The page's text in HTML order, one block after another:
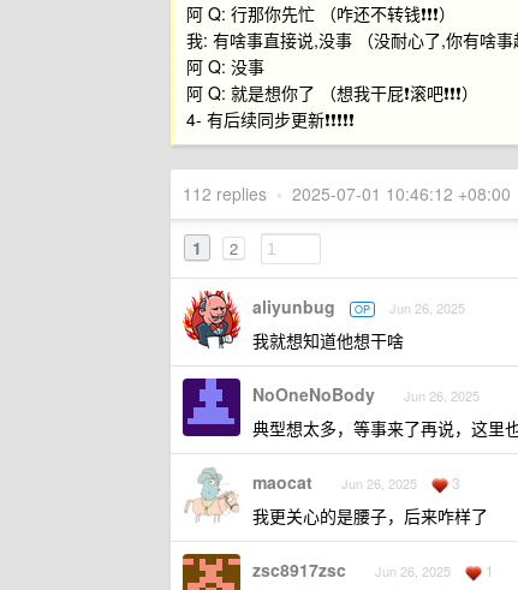
阿 Q: 行那你先忙 （咋还不转钱❗️❗️❗️）
我: 有啥事直接说,没事 （没耐心了,你有啥事赶
阿 Q: 没事
阿 Q: 就是想你了 （想我干屁❗️滚吧❗️❗️❗️）
4- 有后续同步更新❗️❗️❗️❗️❗️
112 replies • 2025-07-01 10:46:12 +08:00
1 2
aliyunbug OP Jun 26, 2025
我就想知道他想干啥
NoOneNoBody Jun 26, 2025
典型想太多，等事来了再说，这里
maocat Jun 26, 2025 3
我更关心的是腰子，后来咋样了
zsc8917zsc Jun 26, 2025 1